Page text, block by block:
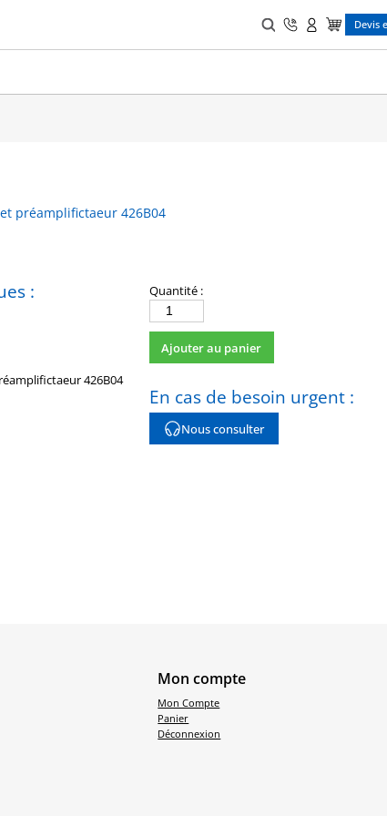
Search
for:
Devis
préamplifictaeur 426B04
:
426B04
Quantité :
quantité
de
378M10
Ajouter au panier
En cas de besoin urgent :
Nous consulter
Mon compte
Mon Compte
Panier
Déconnexion